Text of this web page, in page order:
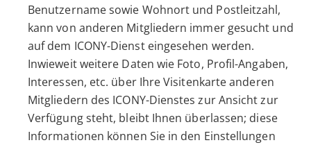
Benutzername sowie Wohnort und Postleitzahl,
kann von anderen Mitgliedern immer gesucht und
auf dem ICONY-Dienst eingesehen werden.
Inwieweit weitere Daten wie Foto, Profil-Angaben,
Interessen, etc. über Ihre Visitenkarte anderen
Mitgliedern des ICONY-Dienstes zur Ansicht zur
Verfügung steht, bleibt Ihnen überlassen; diese
Informationen können Sie in den Einstellungen